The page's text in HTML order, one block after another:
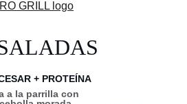
a la parrilla con
+ PROTEÍNA